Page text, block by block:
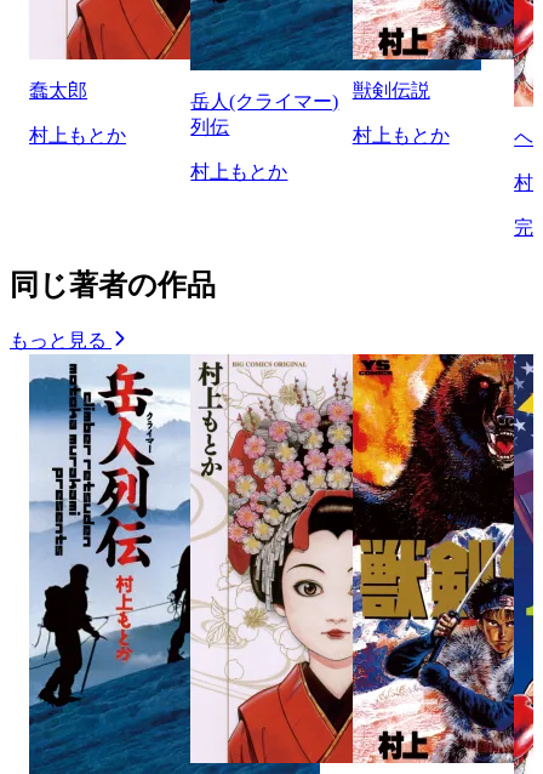
蠢太郎
村上もとか
岳人(クライマー)
列伝
村上もとか
獣剣伝説
村上もとか ヘ
村
完
同じ著者の作品
もっと見る